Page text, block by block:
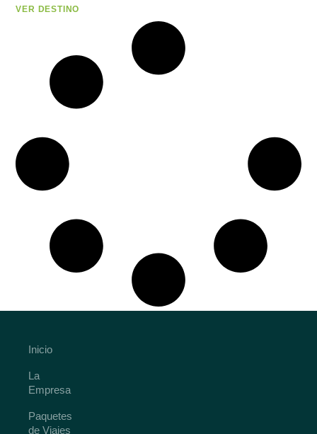
VER DESTINO
Inicio
La
Empresa
Paquetes
de Viajes